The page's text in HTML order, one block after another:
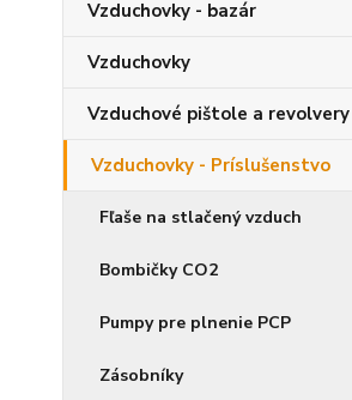
Vzduchovky - bazár
Vzduchovky
Vzduchové pištole a revolvery
Vzduchovky - Príslušenstvo
Fľaše na stlačený vzduch
Bombičky CO2
Pumpy pre plnenie PCP
Zásobníky